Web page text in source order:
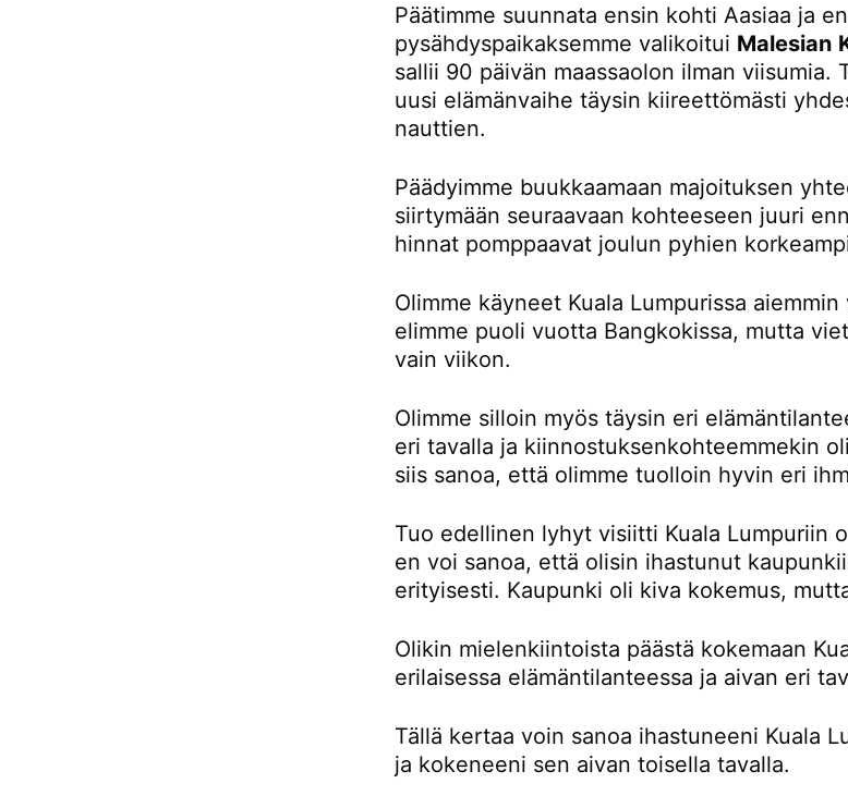
Päätimme suunnata ensin kohti Aasiaa ja
pysähdyspaikaksemme valikoitui Malesian
sallii 90 päivän maassaolon ilman viisumia.
uusi elämänvaihe täysin kiireettömästi
nauttien.
Päädyimme buukkaamaan majoituksen
siirtymään seuraavaan kohteeseen juuri
hinnat pomppaavat joulun pyhien
Olimme käyneet Kuala Lumpurissa
elimme puoli vuotta Bangkokissa, mutta
vain viikon.
Olimme silloin myös täysin eri
eri tavalla ja kiinnostuksenkohteemmekin
siis sanoa, että olimme tuolloin hyvin eri
Tuo edellinen lyhyt visiitti Kuala Lumpuriin
en voi sanoa, että olisin ihastunut
erityisesti. Kaupunki oli kiva kokemus,
Olikin mielenkiintoista päästä kokemaan
erilaisessa elämäntilanteessa ja aivan eri
Tällä kertaa voin sanoa ihastuneeni Kuala
ja kokeneeni sen aivan toisella tavalla.